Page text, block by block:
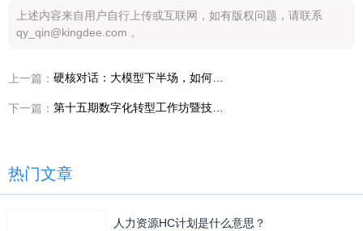
上述内容来自用户自行上传或互联网，如有版权问题，请联系
qy_qin@kingdee.com 。
上一篇： 硬核对话：大模型下半场，如何开发出杀手级的工具或应用？
下一篇： 第十五期数字化转型工作坊暨技术领袖研讨会·唐山站成功举办
热门文章
人力资源HC计划是什么意思？